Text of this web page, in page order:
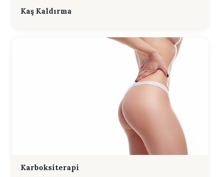
Kaş Kaldırma
Karboksiterapi